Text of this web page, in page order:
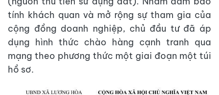
tính khách quan và mở rộng sự tham gia của
cộng đồng doanh nghiệp, chủ đầu tư đã áp
dụng hình thức chào hàng cạnh tranh qua
mạng theo phương thức một giai đoạn một túi
hồ sơ.